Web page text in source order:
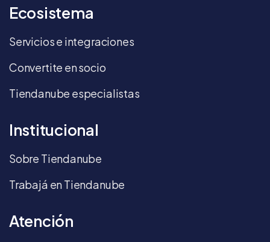
Ecosistema
Servicios e integraciones
Convertite en socio
Tiendanube especialistas
Institucional
Sobre Tiendanube
Trabajá en Tiendanube
Atención